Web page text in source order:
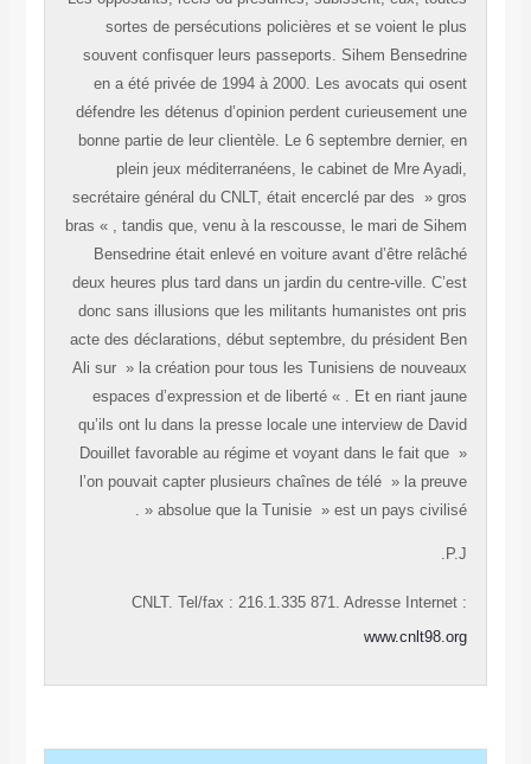
sortes de persécutions policières et se voient le plus
souvent confisquer leurs passeports. Sihem Bensedrine
en a été privée de 1994 à 2000. Les avocats qui osent
défendre les détenus d’opinion perdent curieusement une
bonne partie de leur clientèle. Le 6 septembre dernier, en
plein jeux méditerranéens, le cabinet de Mre Ayadi,
secrétaire général du CNLT, était encerclé par des » gros
bras « , tandis que, venu à la rescousse, le mari de Sihem
Bensedrine était enlevé en voiture avant d’être relâché
deux heures plus tard dans un jardin du centre-ville. C’est
donc sans illusions que les militants humanistes ont pris
acte des déclarations, début septembre, du président Ben
Ali sur » la création pour tous les Tunisiens de nouveaux
espaces d’expression et de liberté « . Et en riant jaune
qu’ils ont lu dans la presse locale une interview de David
Douillet favorable au régime et voyant dans le fait que »
l’on pouvait capter plusieurs chaînes de télé » la preuve
absolue que la Tunisie » est un pays civilisé « .
CNLT. Tel/fax : 216.1.335 871. Adresse Internet :
www.cnlt98.org